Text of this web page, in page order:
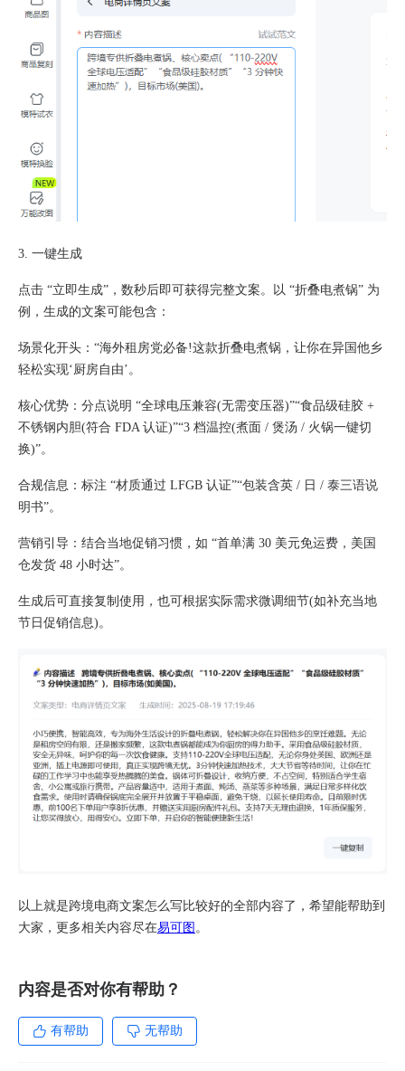
3. 一键生成
点击 “立即生成”，数秒后即可获得完整文案。以 “折叠电煮锅” 为
例，生成的文案可能包含：
场景化开头：“海外租房党必备!这款折叠电煮锅，让你在异国他乡
轻松实现‘厨房自由’。
核心优势：分点说明 “全球电压兼容(无需变压器)”“食品级硅胶 +
不锈钢内胆(符合 FDA 认证)”“3 档温控(煮面 / 煲汤 / 火锅一键切
换)”。
合规信息：标注 “材质通过 LFGB 认证”“包装含英 / 日 / 泰三语说
明书”。
营销引导：结合当地促销习惯，如 “首单满 30 美元免运费，美国
仓发货 48 小时达”。
生成后可直接复制使用，也可根据实际需求微调细节(如补充当地
节日促销信息)。
以上就是跨境电商文案怎么写比较好的全部内容了，希望能帮助到
大家，更多相关内容尽在易可图 。
内容是否对你有帮助？
有帮助 无帮助